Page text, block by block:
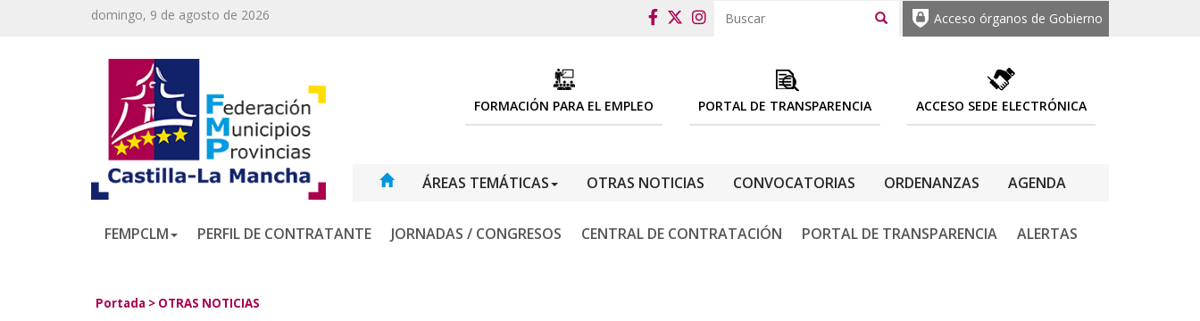
domingo, 9 de agosto de 2026 Acceso órganos de Gobierno
ACCESO SEDE ELECTRÓNICA
PORTAL DE TRANSPARENCIA
FORMACIÓN PARA EL EMPLEO
ÁREAS TEMÁTICAS OTRAS NOTICIAS CONVOCATORIAS ORDENANZAS AGENDA
FEMPCLM PERFIL DE CONTRATANTE JORNADAS / CONGRESOS CENTRAL DE CONTRATACIÓN PORTAL DE TRANSPARENCIA ALERTAS
Portada > OTRAS NOTICIAS